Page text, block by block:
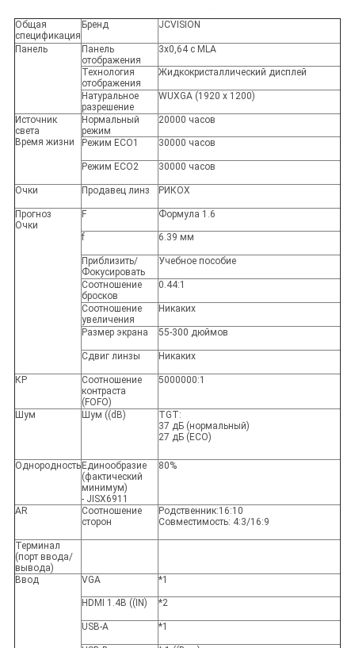
Общая
спецификация
Бренд JCVISION
Панель
Панель
отображения
3x0,64 с MLA
Технология
отображения
Жидкокристаллический дисплей
Натуральное
разрешение
WUXGA (1920 x 1200)
Источник
света
Время жизни
Нормальный
режим
20000 часов
Режим ECO1 30000 часов
Режим ECO2 30000 часов
Очки Продавец линз РИКОХ
Прогноз
Очки
F Формула 1.6
f 6.39 мм
Приблизить/
Фокусировать
Учебное пособие
Соотношение
бросков
0.44:1
Соотношение
увеличения
Никаких
Размер экрана 55-300 дюймов
Сдвиг линзы Никаких
КР
Соотношение
контраста
(FOFO)
5000000:1
Шум Шум ((dB)
TGT:
37 дБ (нормальный)
27 дБ (ECO)
Однородность Единообразие
(фактический
минимум)
- JISX6911
80%
AR
Соотношение
сторон
Родственник:16:10
Совместимость: 4:3/16:9
Терминал
(порт ввода/
вывода)
Ввод
VGA *1
HDMI 1.4B ((IN) *2
USB-A *1